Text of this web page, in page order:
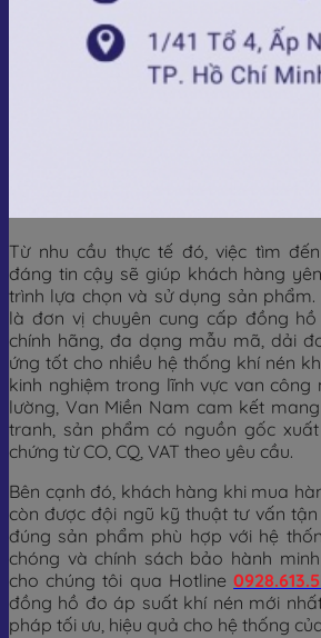
Từ nhu cầu thực tế đó, việc tìm
đáng tin cậy sẽ giúp khách hàng
trình lựa chọn và sử dụng sản phẩm.
là đơn vị chuyên cung cấp đồng
chính hãng, đa dạng mẫu mã, dải
ứng tốt cho nhiều hệ thống khí nén
kinh nghiệm trong lĩnh vực van công
lường, Van Miền Nam cam kết
tranh, sản phẩm có nguồn gốc
chứng từ CO, CQ, VAT theo yêu cầu.
Bên cạnh đó, khách hàng khi mua
còn được đội ngũ kỹ thuật tư vấn
đúng sản phẩm phù hợp với hệ
chóng và chính sách bảo hành
cho chúng tôi qua Hotline
đồng hồ đo áp suất khí nén mới
pháp tối ưu, hiệu quả cho hệ thống